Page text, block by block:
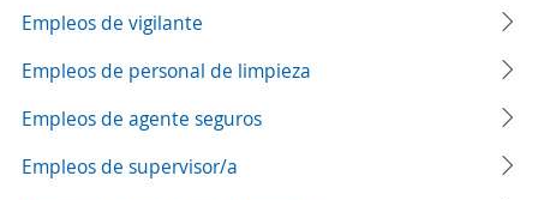
Empleos de vigilante
Empleos de personal de limpieza
Empleos de agente seguros
Empleos de supervisor/a